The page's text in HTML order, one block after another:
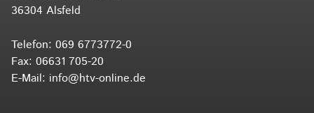
36304 Alsfeld
Telefon: 069 6773772-0
Fax: 06631 705-20
E-Mail: info@htv-online.de